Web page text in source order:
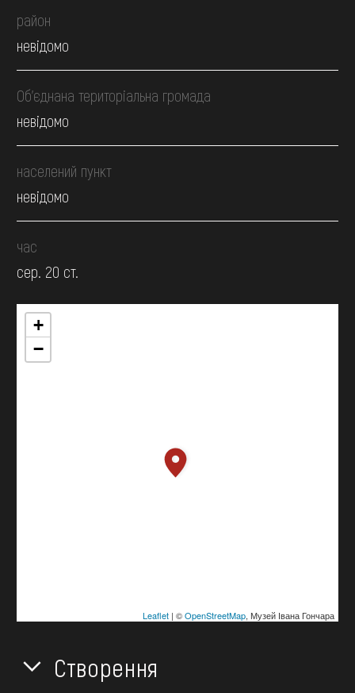
район
невідомо
Об’єднана територіальна громада
невідомо
населений пункт
невідомо
час
сер. 20 ст.
+
−
Leaflet| ©OpenStreetMap, Музей Івана Гончара
Створення